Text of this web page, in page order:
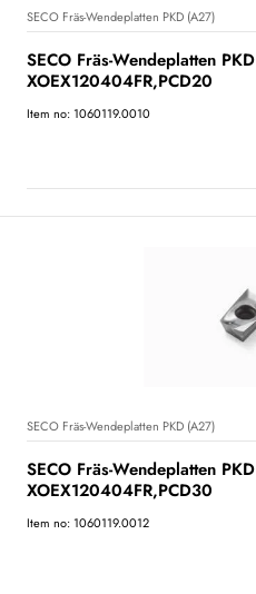
SECO Fräs-Wendeplatten PKD (A27)
SECO Fräs-Wendeplatten PKD
XOEX120404FR,PCD20
Item no: 1060119.0010
SECO Fräs-Wendeplatten PKD (A27)
SECO Fräs-Wendeplatten PKD
XOEX120404FR,PCD30
Item no: 1060119.0012